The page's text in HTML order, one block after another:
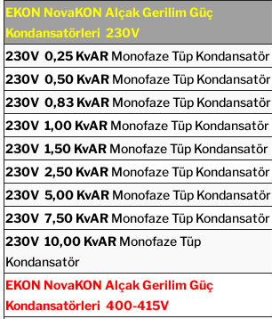
EKON NovaKON Alçak Gerilim Güç
Kondansatörleri 230V
230V 0,25 KvAR Monofaze Tüp Kondansatör
230V 0,50 KvAR Monofaze Tüp Kondansatör
230V 0,83 KvAR Monofaze Tüp Kondansatör
230V 1,00 KvAR Monofaze Tüp Kondansatör
230V 1,50 KvAR Monofaze Tüp Kondansatör
230V 2,50 KvAR Monofaze Tüp Kondansatör
230V 5,00 KvAR Monofaze Tüp Kondansatör
230V 7,50 KvAR Monofaze Tüp Kondansatör
230V 10,00 KvAR Monofaze Tüp
Kondansatör
EKON NovaKON Alçak Gerilim Güç
Kondansatörleri 400-415V